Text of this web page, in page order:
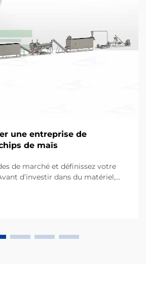
une entreprise de
de maïs
de marché et définissez votre
d’investir dans du matériel,
Les chips de maïs, fabriquées